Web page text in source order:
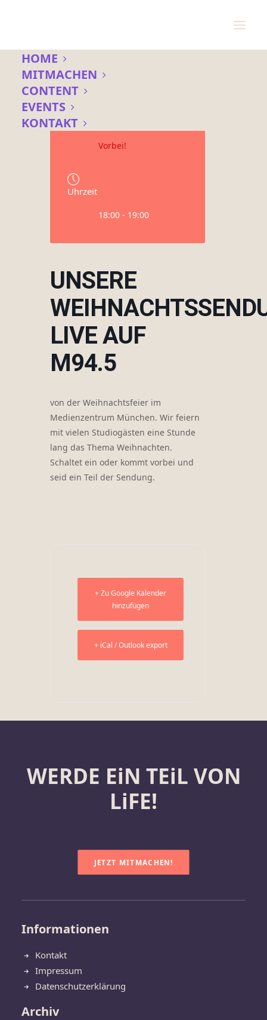
HOME
MITMACHEN
CONTENT
EVENTS
KONTAKT
Datum
Vorbei!
Uhrzeit
18:00 - 19:00
UNSERE
LIVE AUF
M94.5
von der Weihnachtsfeier im
Medienzentrum München. Wir feiern
mit vielen Studiogästen eine Stunde
lang das Thema Weihnachten.
Schaltet ein oder kommt vorbei und
seid ein Teil der Sendung.
+ Zu Google Kalender
hinzufügen
+ iCal / Outlook export
WERDE EiN TEiL VON
LiFE!
JETZT MITMACHEN!
Informationen
Kontakt
Impressum
Datenschutzerklärung
Archiv